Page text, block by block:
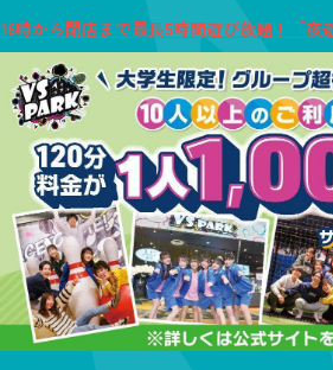
16時から閉店まで最長5時間遊び放題！「